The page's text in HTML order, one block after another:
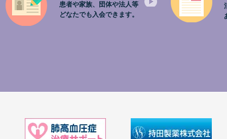
患者や家族、団体や法人等
どなたでも入会できます。